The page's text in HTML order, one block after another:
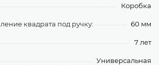
Коробка
квадрата под ручку: 60 мм
7 лет
Универсальная